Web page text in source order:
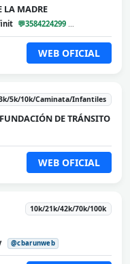
LA MADRE
💬3584224299
WEB OFICIAL
5k/10k/Caminata/Infantiles
DE TRÁNSITO
WEB OFICIAL
10k/21k/42k/70k/100k
@cbarunweb